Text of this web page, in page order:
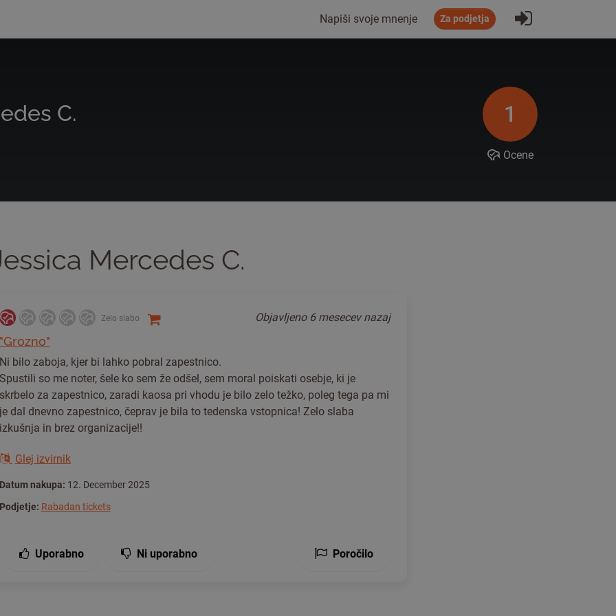
Napiši svoje mnenje Za podjetja Prijavi se
C. 1
Ocene
Mercedes C.
Zelo slabo Objavljeno 6 mesecev nazaj
bilo zaboja, kjer bi lahko pobral zapestnico.
so me noter, šele ko sem že odšel, sem moral poiskati osebje, ki je
za zapestnico, zaradi kaosa pri vhodu je bilo zelo težko, poleg tega pa mi
dal dnevno zapestnico, čeprav je bila to tedenska vstopnica! Zelo slaba
in brez organizacije!!
Glej izvirnik
nakupa: 12. December 2025
Rabadan tickets
Uporabno Ni uporabno Poročilo